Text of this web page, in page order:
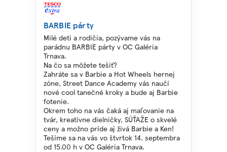
BARBIE párty
Milé deti a rodičia, pozývame vás na
parádnu BARBIE párty v OC Galéria
Trnava.
Na čo sa môžete tešiť?
Zahráte sa v Barbie a Hot Wheels hernej
zóne, Street Dance Academy vás naučí
nové cool tanečné kroky a bude aj Barbie
fotenie.
Okrem toho na vás čaká aj maľovanie na
tvár, kreatívne dielničky, SÚŤAŽE o skvelé
ceny a možno príde aj živá Barbie a Ken!
Tešíme sa na vás vo štvrtok 14. septembra
od 15.00 h v OC Galéria Trnava.